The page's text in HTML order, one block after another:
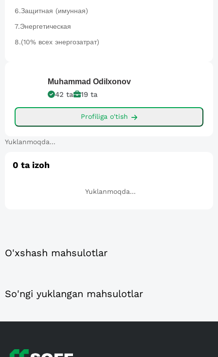
6.Защитная (имунная)
7.Энергетическая
8.(10% всех энергозатрат)
Muhammad Odilxonov
42 ta 19 ta
Profiliga o'tish
Yuklanmoqda...
0 ta izoh
Yuklanmoqda...
O'xshash mahsulotlar
So'ngi yuklangan mahsulotlar